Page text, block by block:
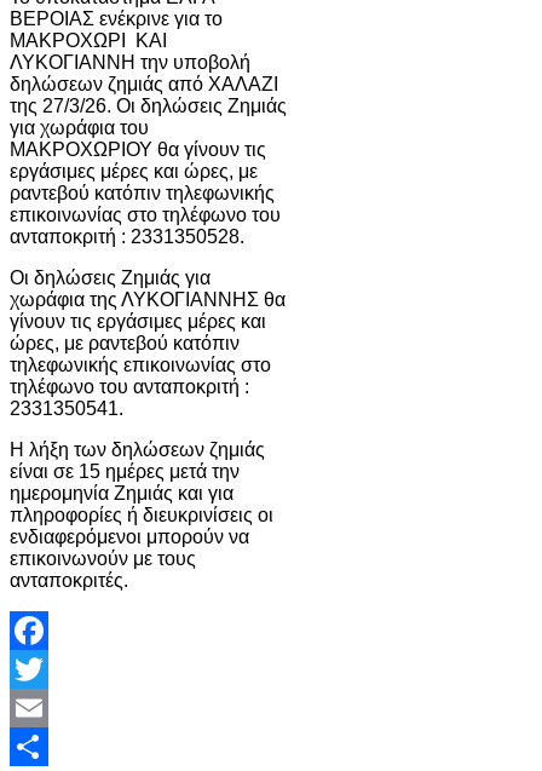
ΒΕΡΟΙΑΣ ενέκρινε για το
ΜΑΚΡΟΧΩΡΙ ΚΑΙ
ΛΥΚΟΓΙΑΝΝΗ την υποβολή
δηλώσεων ζημιάς από ΧΑΛΑΖΙ
της 27/3/26. Οι δηλώσεις Ζημιάς
για χωράφια του
ΜΑΚΡΟΧΩΡΙΟΥ θα γίνουν τις
εργάσιμες μέρες και ώρες, με
ραντεβού κατόπιν τηλεφωνικής
επικοινωνίας στο τηλέφωνο του
ανταποκριτή : 2331350528.
Οι δηλώσεις Ζημιάς για
χωράφια της ΛΥΚΟΓΙΑΝΝΗΣ θα
γίνουν τις εργάσιμες μέρες και
ώρες, με ραντεβού κατόπιν
τηλεφωνικής επικοινωνίας στο
τηλέφωνο του ανταποκριτή :
2331350541.
Η λήξη των δηλώσεων ζημιάς
είναι σε 15 ημέρες μετά την
ημερομηνία Ζημιάς και για
πληροφορίες ή διευκρινίσεις οι
ενδιαφερόμενοι μπορούν να
επικοινωνούν με τους
ανταποκριτές.
Facebook
Twitter
Email